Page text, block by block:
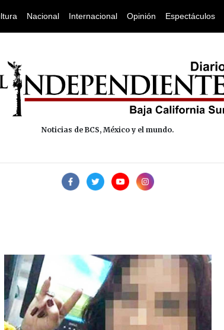
Nacional Internacional Opinión Espectáculos
Noticias de BCS, México y el mundo.